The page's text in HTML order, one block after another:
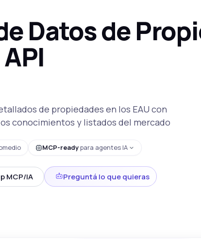
Datos de
de propiedades en los EAU con
conocimientos y listados del mercado
MCP-readypara agentes IA
MCP/IA Preguntá lo que quieras